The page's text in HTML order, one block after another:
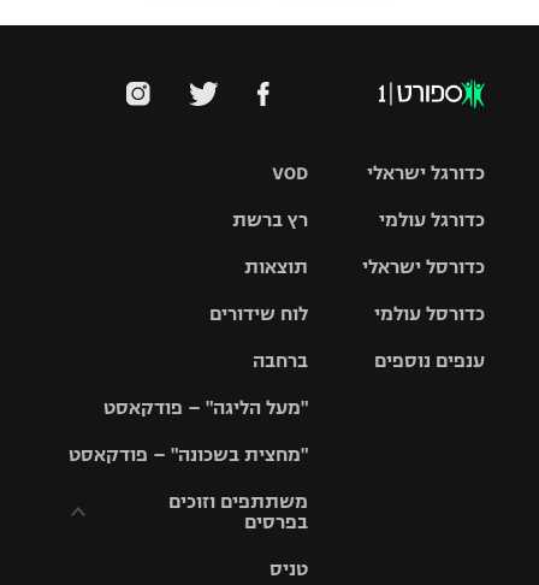
VOD
רץ ברשת
תוצאות
לוח שידורים
ברחבה
"מעל הליגה" – פודקאסט
"מחצית בשכונה" – פודקאסט
משתתפים וזוכים
בפרסים
טניס
כדורגל ישראלי
גביע הטוטו
כדורגל עולמי
האלופות
ליגה
כדורסל ישראלי
סל
כדורסל עולמי
ענפים נוספים